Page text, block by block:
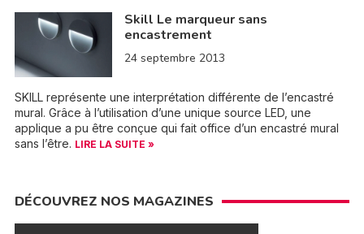
Skill Le marqueur sans
encastrement
24 septembre 2013
SKILL représente une interprétation différente de l’encastré
mural. Grâce à l’utilisation d’une unique source LED, une
applique a pu être conçue qui fait office d’un encastré mural
sans l’être. LIRE LA SUITE »
DÉCOUVREZ NOS MAGAZINES